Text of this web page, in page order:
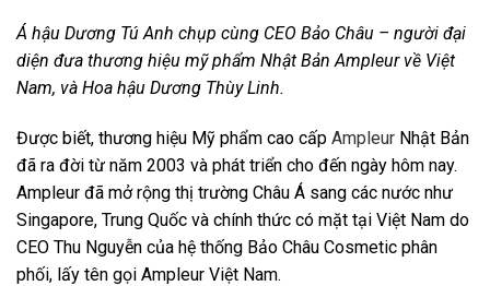
Á hậu Dương Tú Anh chụp cùng CEO Bảo Châu – người đại
diện đưa thương hiệu mỹ phẩm Nhật Bản Ampleur về Việt
Nam, và Hoa hậu Dương Thùy Linh.
Được biết, thương hiệu Mỹ phẩm cao cấp Ampleur Nhật Bản
đã ra đời từ năm 2003 và phát triển cho đến ngày hôm nay.
Ampleur đã mở rộng thị trường Châu Á sang các nước như
Singapore, Trung Quốc và chính thức có mặt tại Việt Nam do
CEO Thu Nguyễn của hệ thống Bảo Châu Cosmetic phân
phối, lấy tên gọi Ampleur Việt Nam.